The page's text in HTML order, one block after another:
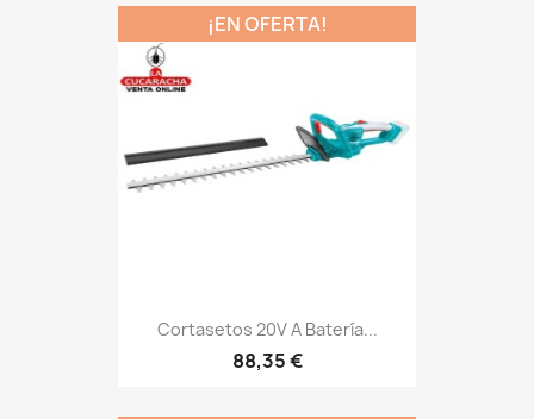
Cortasetos 20V A Batería...
88,35 €
¡EN OFERTA!